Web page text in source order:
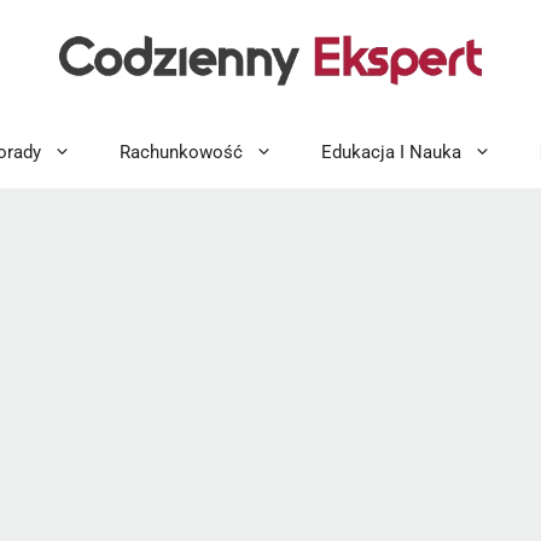
Rachunkowość Edukacja I Nauka